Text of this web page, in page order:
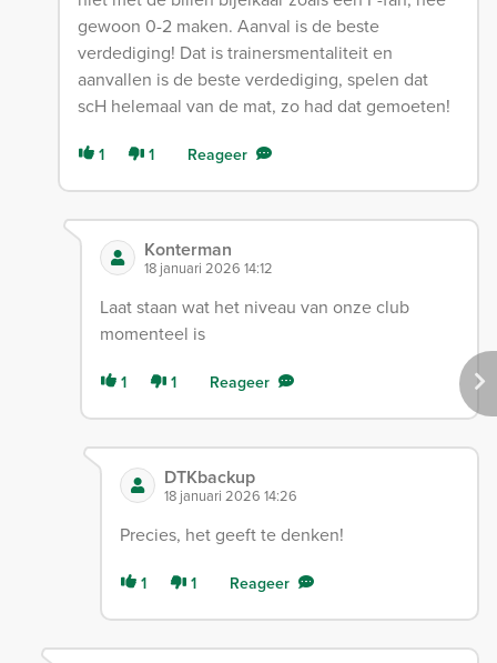
gewoon 0-2 maken. Aanval is de beste
verdediging! Dat is trainersmentaliteit en
aanvallen is de beste verdediging, spelen dat
scH helemaal van de mat, zo had dat gemoeten!
1 1 Reageer
Konterman
18 januari 2026 14:12
Laat staan wat het niveau van onze club
momenteel is
1 1 Reageer
DTKbackup
18 januari 2026 14:26
Precies, het geeft te denken!
1 1 Reageer